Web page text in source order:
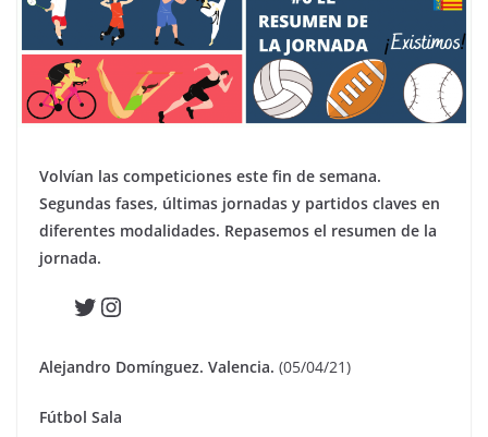
Volvían las competiciones este fin de semana.
Segundas fases, últimas jornadas y partidos claves en
diferentes modalidades. Repasemos el resumen de la
jornada.
Twitter
Instagram
Alejandro Domínguez. Valencia. (05/04/21)
Fútbol Sala